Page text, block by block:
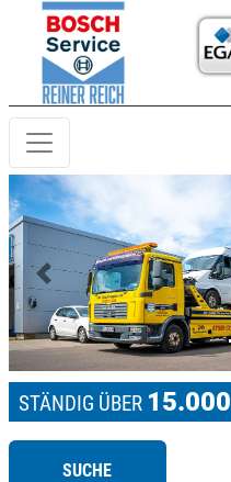
Previous
STÄNDIG ÜBER 15.000
SUCHE